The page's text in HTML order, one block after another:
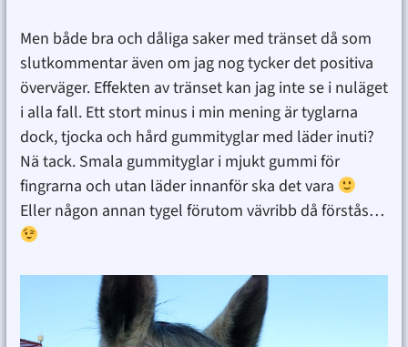
Men både bra och dåliga saker med tränset då som
slutkommentar även om jag nog tycker det positiva
överväger. Effekten av tränset kan jag inte se i nuläget
i alla fall. Ett stort minus i min mening är tyglarna
dock, tjocka och hård gummityglar med läder inuti?
Nä tack. Smala gummityglar i mjukt gummi för
fingrarna och utan läder innanför ska det vara
Eller någon annan tygel förutom vävribb då förstås…